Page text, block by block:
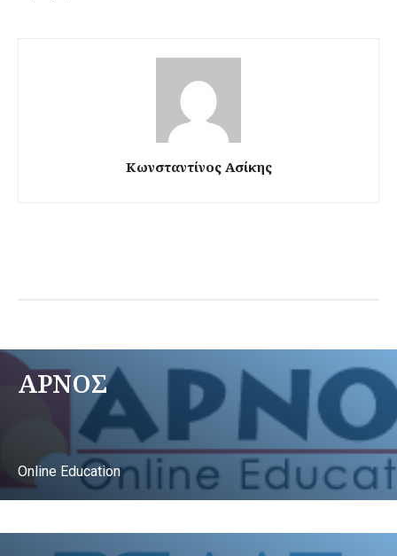
Κωνσταντίνος Ασίκης
ΑΡΝΟΣ
Online Education